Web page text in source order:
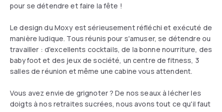
pour se détendre et faire la fête !
Le design du Moxy est sérieusement réfléchi et exécuté de
manière ludique. Tous réunis pour s'amuser, se détendre ou
travailler : d'excellents cocktails, de la bonne nourriture, des
babyfoot et des jeux de société, un centre de fitness, 3
salles de réunion et même une cabine vous attendent.
Vous avez envie de grignoter ? De nos seaux à lécher les
doigts à nos retraites sucrées, nous avons tout ce qu'il faut